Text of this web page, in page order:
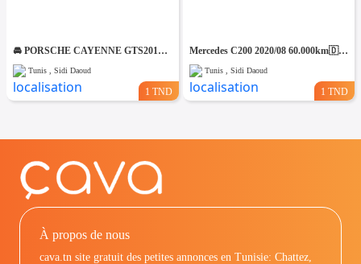
🚘 PORSCHE CAYENNE GTS2012 V8 ESSENCE🚘 🔁 on accepte l échange des voitures
Tunis , Sidi Daoud
1 TND
Mercedes C200 2020/08 60.000km🇩🇪 ⛔️ on accepte l échange des voitures
Tunis , Sidi Daoud
1 TND
À propos de nous
cava.tn site gratuit des petites annonces en Tunisie: Chattez,